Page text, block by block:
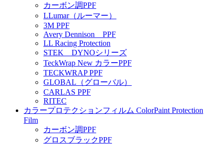
カーボン調PPF
LLumar（ルーマー）
3M PPF
Avery Dennison PPF
LL Racing Protection
STEK DYNOシリーズ
TeckWrap New カラーPPF
TECKWRAP PPF
GLOBAL（グローバル）
CARLAS PPF
RITEC
カラープロテクションフィルム ColorPaint Protection
Film
カーボン調PPF
グロスブラックPPF